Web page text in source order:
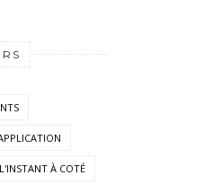
L'INSTANT À COTÉ